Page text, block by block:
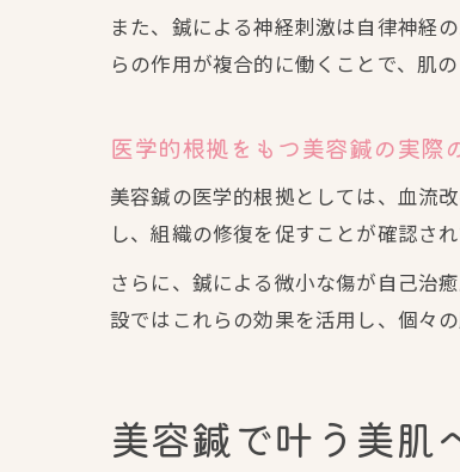
また、鍼による神経刺激は自律神経
らの作用が複合的に働くことで、肌
医学的根拠をもつ美容鍼の実際
美容鍼の医学的根拠としては、血流
し、組織の修復を促すことが確認さ
さらに、鍼による微小な傷が自己治
設ではこれらの効果を活用し、個々
美容鍼で叶う美肌